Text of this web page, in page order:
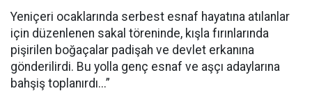
Yeniçeri ocaklarında serbest esnaf hayatına atılanlar
için düzenlenen sakal töreninde, kışla fırınlarında
pişirilen boğaçalar padişah ve devlet erkanına
gönderilirdi. Bu yolla genç esnaf ve aşçı adaylarına
bahşiş toplanırdı...”